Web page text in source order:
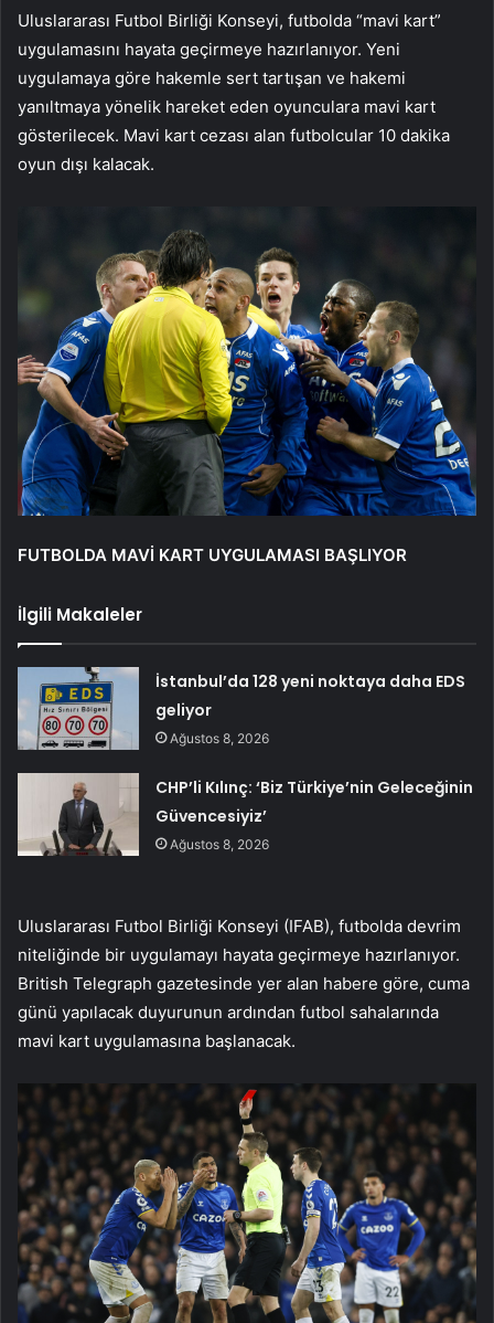
Uluslararası Futbol Birliği Konseyi, futbolda “mavi kart”
uygulamasını hayata geçirmeye hazırlanıyor. Yeni
uygulamaya göre hakemle sert tartışan ve hakemi
yanıltmaya yönelik hareket eden oyunculara mavi kart
gösterilecek. Mavi kart cezası alan futbolcular 10 dakika
oyun dışı kalacak.
FUTBOLDA MAVİ KART UYGULAMASI BAŞLIYOR
İlgili Makaleler
İstanbul’da 128 yeni noktaya daha EDS
geliyor
Ağustos 8, 2026
CHP’li Kılınç: ‘Biz Türkiye’nin Geleceğinin
Güvencesiyiz’
Ağustos 8, 2026
Uluslararası Futbol Birliği Konseyi (IFAB), futbolda devrim
niteliğinde bir uygulamayı hayata geçirmeye hazırlanıyor.
British Telegraph gazetesinde yer alan habere göre, cuma
günü yapılacak duyurunun ardından futbol sahalarında
mavi kart uygulamasına başlanacak.